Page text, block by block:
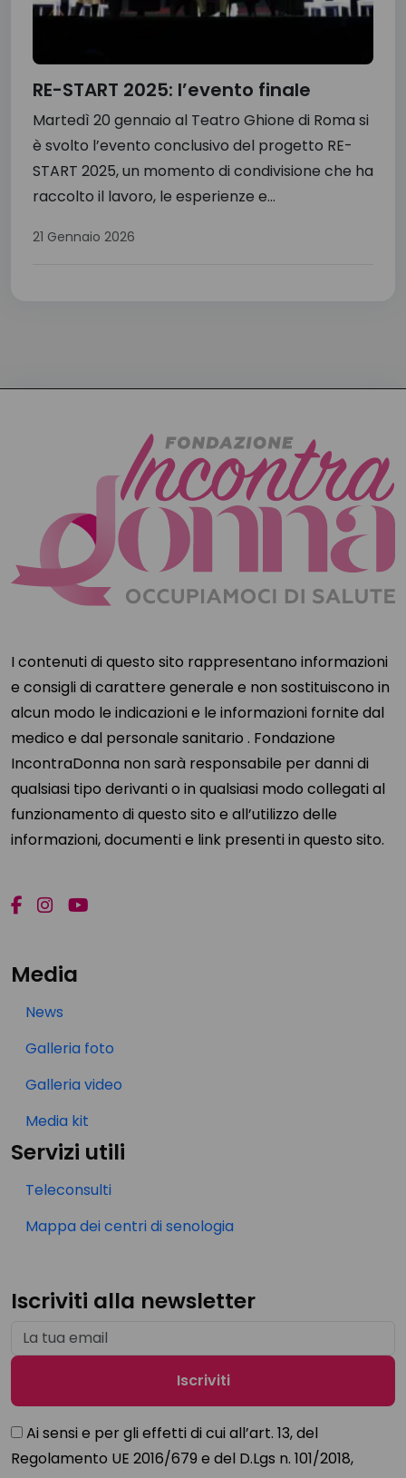
RE-START 2025: l’evento finale
Martedì 20 gennaio al Teatro Ghione di Roma si
è svolto l’evento conclusivo del progetto RE-
START 2025, un momento di condivisione che ha
raccolto il lavoro, le esperienze e...
21 Gennaio 2026
I contenuti di questo sito rappresentano informazioni
e consigli di carattere generale e non sostituiscono in
alcun modo le indicazioni e le informazioni fornite dal
medico e dal personale sanitario . Fondazione
IncontraDonna non sarà responsabile per danni di
qualsiasi tipo derivanti o in qualsiasi modo collegati al
funzionamento di questo sito e all’utilizzo delle
informazioni, documenti e link presenti in questo sito.
Media
News
Galleria foto
Galleria video
Media kit
Servizi utili
Teleconsulti
Mappa dei centri di senologia
Iscriviti alla newsletter
Ai sensi e per gli effetti di cui all’art. 13, del
Regolamento UE 2016/679 e del D.Lgs n. 101/2018,